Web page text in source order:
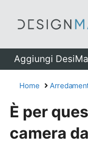
Aggiungi
Home
È per
camera